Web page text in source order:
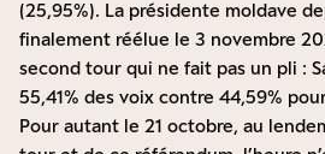
(25,95%). La présidente moldave
finalement réélue le 3 novembre
second tour qui ne fait pas un pli :
55,41% des voix contre 44,59%
Pour autant le 21 octobre, au